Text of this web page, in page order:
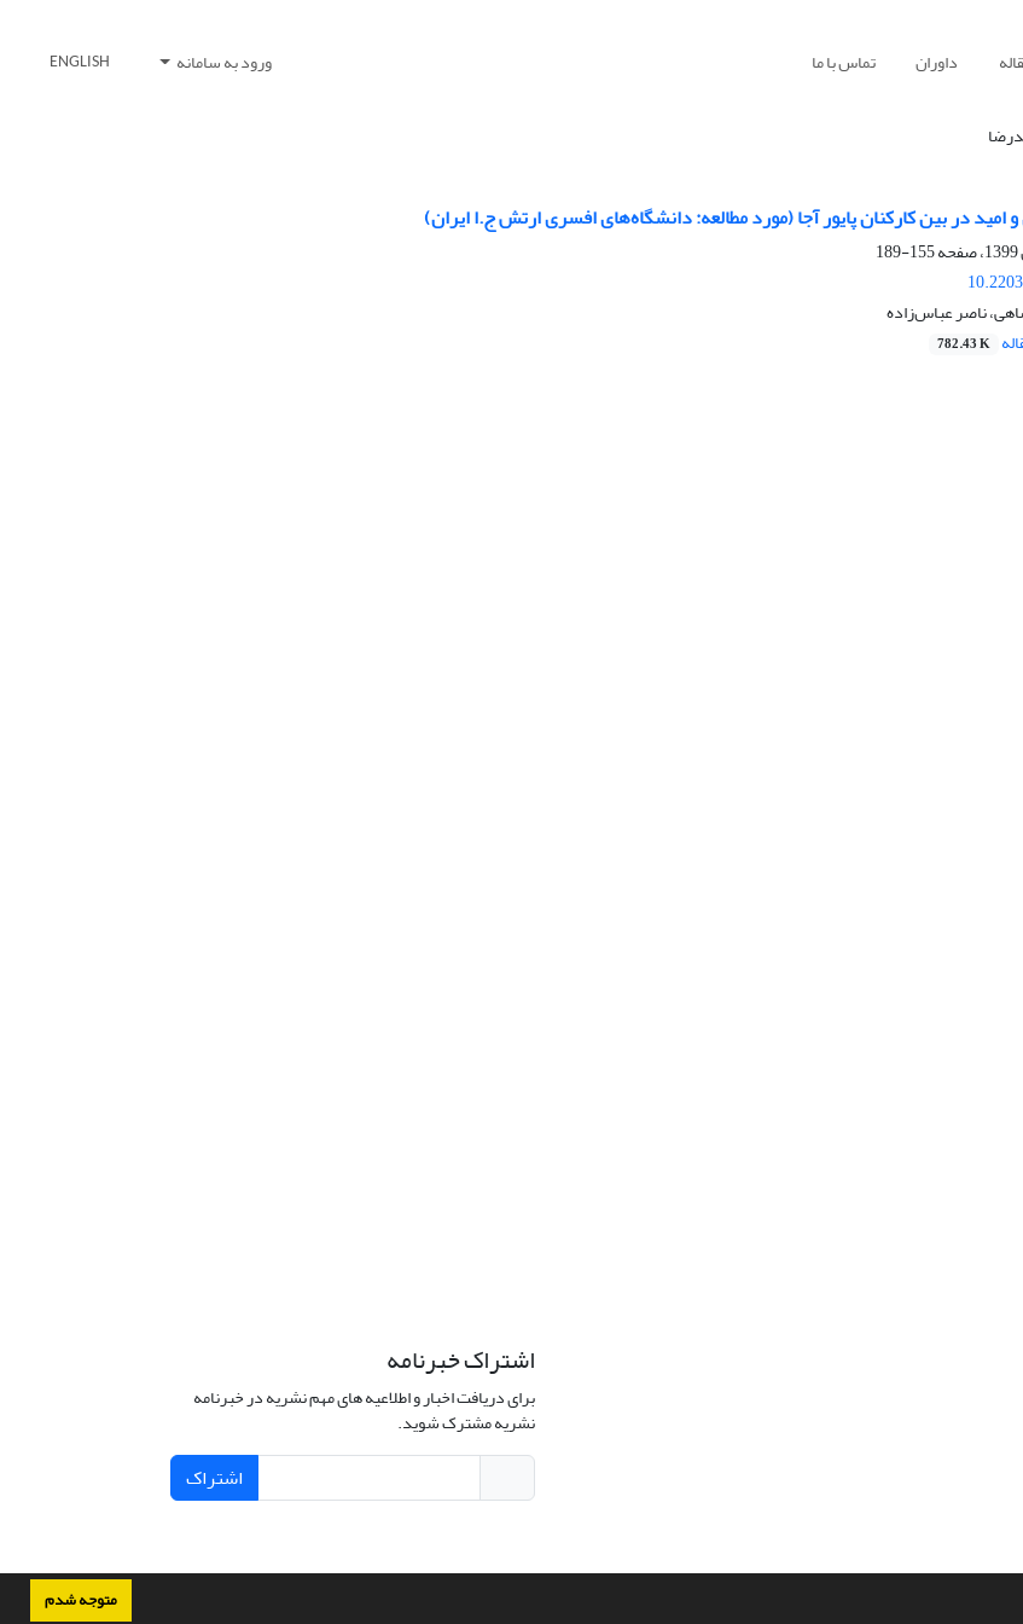
متوجه شدم
داوران تماس با ما ورود به سامانه ENGLISH
در بین کارکنان پایور آجا (مورد مطالعه: دانشگاه‌های افسری ارتش ج.ا ایران)
155-189
ناصر عباس‌زاده
782.43 K
اشتراک خبرنامه
برای دریافت اخبار و اطلاعیه های مهم نشریه در خبرنامه
نشریه مشترک شوید.
اشتراک